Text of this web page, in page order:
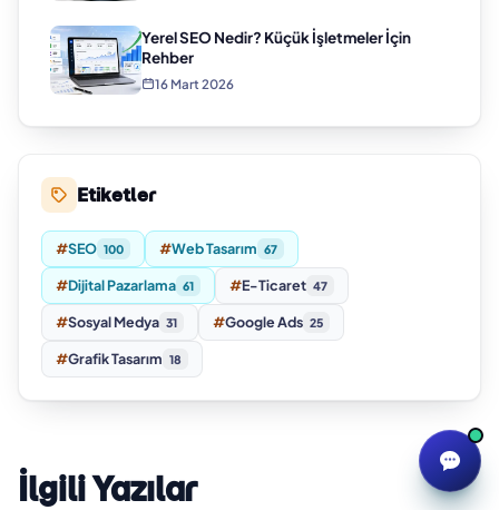
Yerel SEO Nedir? Küçük İşletmeler İçin
Rehber
16 Mart 2026
Etiketler
#SEO 100 #Web Tasarım 67
#Dijital Pazarlama 61 #E-Ticaret 47
#Sosyal Medya 31 #Google Ads 25
#Grafik Tasarım 18
İlgili Yazılar